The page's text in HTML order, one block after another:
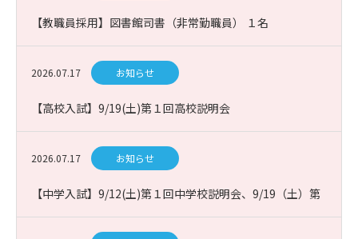
【教職員採用】図書館司書（非常勤職員） １名
2026.07.17 お知らせ
【高校入試】9/19(土)第１回高校説明会
2026.07.17 お知らせ
【中学入試】9/12(土)第１回中学校説明会、9/19（土）第